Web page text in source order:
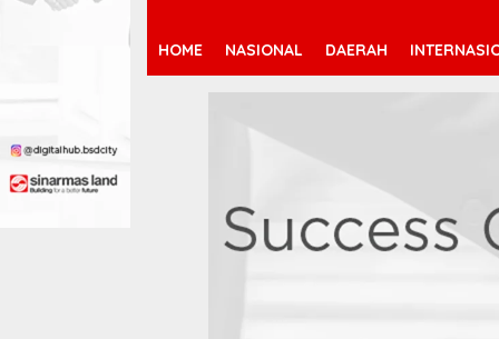
HOME NASIONAL DAERAH